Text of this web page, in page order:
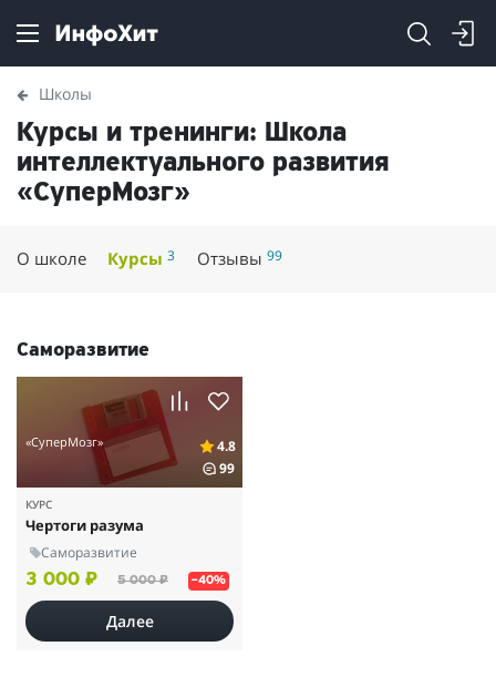
Школы
Курсы и тренинги: Школа
интеллектуального развития
«СуперМозг»
О школе Курсы3 Отзывы 99
Саморазвитие
«СуперМозг»
4.8
99
КУРС
Чертоги разума
Саморазвитие
3 000 ₽ 5 000 ₽ –40%
Далее